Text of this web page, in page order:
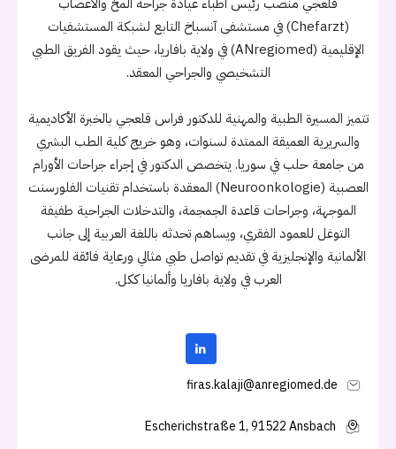
(Chefarzt) في مستشفى آنسباخ التابع لشبكة المستشفيات
الإقليمية (ANregiomed) في ولاية بافاريا، حيث يقود الفريق الطبي
التشخيصي والجراحي المعقد.
تتميز المسيرة الطبية والمهنية للدكتور فراس قلعجي بالخبرة الأكاديمية
والسريرية العميقة الممتدة لسنوات، وهو خريج كلية الطب البشري
من جامعة حلب في سوريا. يتخصص الدكتور في إجراء جراحات الأورام
العصبية (Neuroonkologie) المعقدة باستخدام تقنيات الفلورسنت
الموجهة، وجراحات قاعدة الجمجمة، والتدخلات الجراحية طفيفة
التوغل للعمود الفقري، ويساهم تحدثه باللغة العربية إلى جانب
الألمانية والإنجليزية في تقديم تواصل طبي مثالي ورعاية فائقة للمرضى
العرب في ولاية بافاريا وألمانيا ككل.
firas.kalaji@anregiomed.de
Escherichstraße 1, 91522 Ansbach